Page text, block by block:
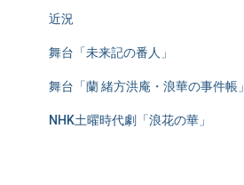
近況
舞台「未来記の番人」
舞台「蘭 緒方洪庵・浪華の事件帳」
NHK土曜時代劇「浪花の華」